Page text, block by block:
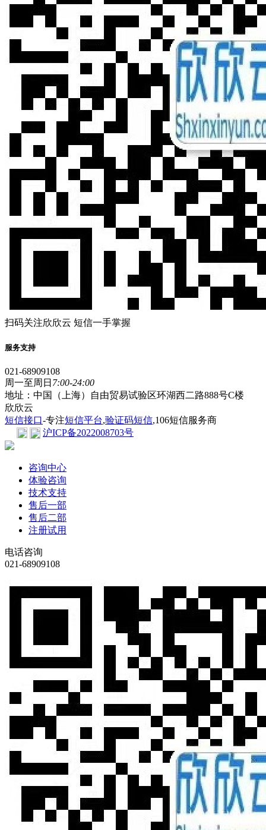
扫码关注欣欣云 短信一手掌握
服务支持
021-68909108
周一至周日 7:00-24:00
地址：中国（上海）自由贸易试验区环湖西二路888号C楼
欣欣云
短信接口-专注短信平台,验证码短信,106短信服务商
沪ICP备2022008703号
咨询中心
体验咨询
技术支持
售后一部
售后二部
注册试用
电话咨询
021-68909108